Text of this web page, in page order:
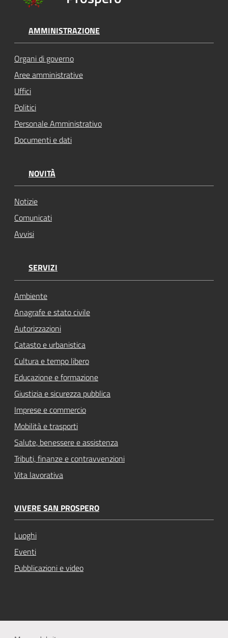
AMMINISTRAZIONE
Organi di governo
Aree amministrative
Uffici
Politici
Personale Amministrativo
Documenti e dati
NOVITÀ
Notizie
Comunicati
Avvisi
SERVIZI
Ambiente
Anagrafe e stato civile
Autorizzazioni
Catasto e urbanistica
Cultura e tempo libero
Educazione e formazione
Giustizia e sicurezza pubblica
Imprese e commercio
Mobilità e trasporti
Salute, benessere e assistenza
Tributi, finanze e contravvenzioni
Vita lavorativa
VIVERE SAN PROSPERO
Luoghi
Eventi
Pubblicazioni e video